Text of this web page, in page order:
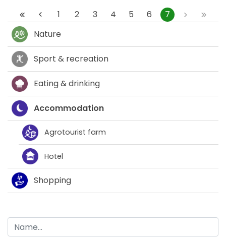
1 2 3 4 5 6
7
Nature
Sport & recreation
Eating & drinking
Accommodation
Agrotourist farm
Hotel
Shopping